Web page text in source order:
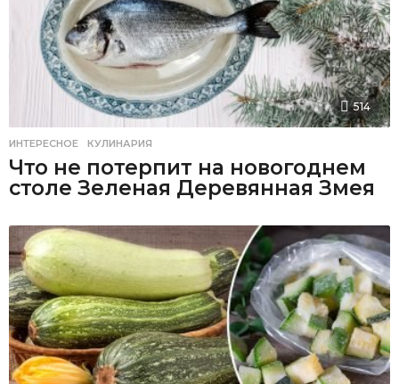
514
ИНТЕРЕСНОЕ ,КУЛИНАРИЯ
Что не потерпит на новогоднем
столе Зеленая Деревянная Змея